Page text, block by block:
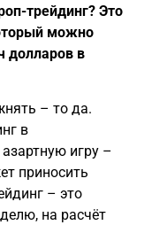
трейдинг? Это
можно
долларов в
– то да.
в
игру –
приносить
– это
на расчёт